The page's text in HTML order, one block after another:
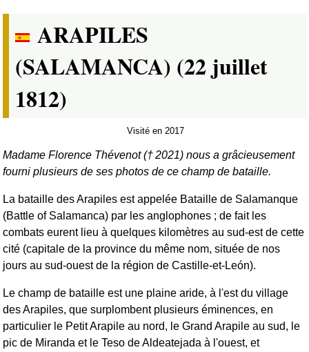
ARAPILES
(SALAMANCA) (22 juillet
1812)
Visité en 2017
Madame Florence Thévenot († 2021) nous a grâcieusement
fourni plusieurs de ses photos de ce champ de bataille.
La bataille des Arapiles est appelée Bataille de Salamanque
(Battle of Salamanca) par les anglophones ; de fait les
combats eurent lieu à quelques kilomètres au sud-est de cette
cité (capitale de la province du même nom, située de nos
jours au sud-ouest de la région de Castille-et-León).
Le champ de bataille est une plaine aride, à l'est du village
des Arapiles, que surplombent plusieurs éminences, en
particulier le Petit Arapile au nord, le Grand Arapile au sud, le
pic de Miranda et le Teso de Aldeatejada à l'ouest, et